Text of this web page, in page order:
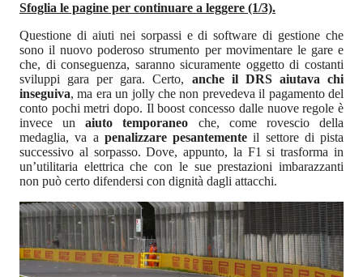
Sfoglia le pagine per continuare a leggere (1/3).
Questione di aiuti nei sorpassi e di software di gestione che
sono il nuovo poderoso strumento per movimentare le gare e
che, di conseguenza, saranno sicuramente oggetto di costanti
sviluppi gara per gara. Certo, anche il DRS aiutava chi
inseguiva, ma era un jolly che non prevedeva il pagamento del
conto pochi metri dopo. Il boost concesso dalle nuove regole è
invece unaiuto temporaneo che, come rovescio della
medaglia, va a penalizzare pesantementeil settore di pista
successivo al sorpasso. Dove, appunto, la F1 si trasforma in
un’utilitaria elettrica che con le sue prestazioni imbarazzanti
non può certo difendersi con dignità dagli attacchi.